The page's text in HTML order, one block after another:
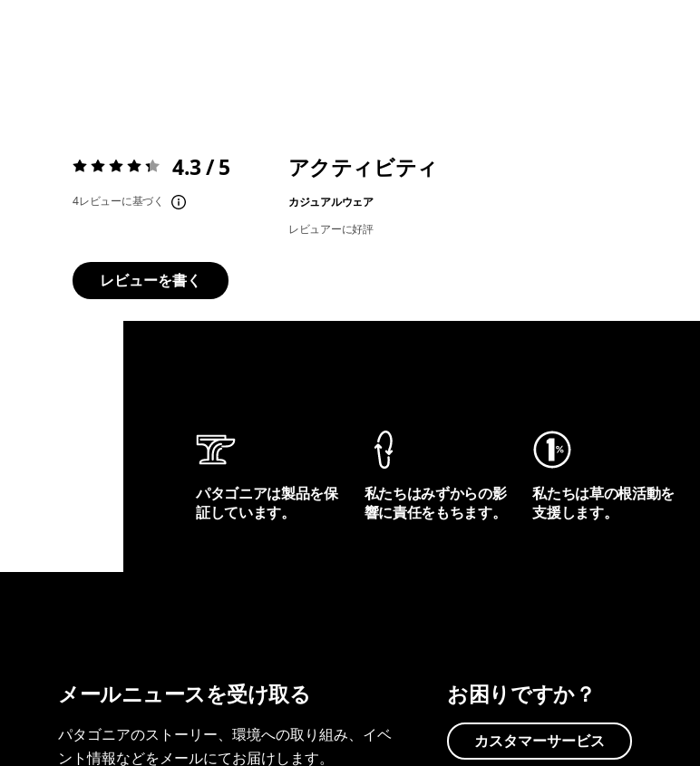
評価:4.3 / 5 4.3 / 5
4レビューに基づく
アクティビティ
カジュアルウェア
レビュアーに好評
レビューを書く
パタゴニアは製品を保
証しています。
私たちはみずからの影
響に責任をもちます。
私たちは草の根活動を
支援します。
メールニュースを受け取る
パタゴニアのストーリー、環境への取り組み、イベ
ント情報などをメールにてお届けします。
お困りですか？
カスタマーサービス